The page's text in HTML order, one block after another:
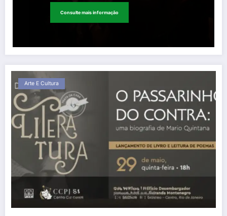
Consulte mais informação
Arte E Cultura